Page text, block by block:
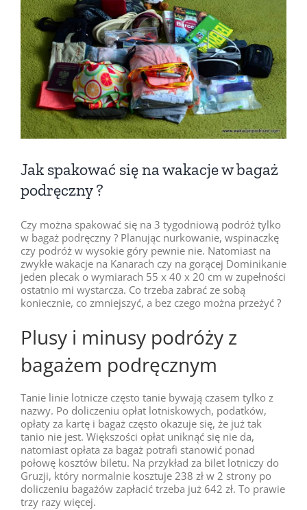
Jak spakować się na wakacje w bagaż
podręczny ?
Czy można spakować się na 3 tygodniową podróż tylko
w bagaż podręczny ? Planując nurkowanie, wspinaczkę
czy podróż w wysokie góry pewnie nie. Natomiast na
zwykłe wakacje na Kanarach czy na gorącej Dominikanie
jeden plecak o wymiarach 55 x 40 x 20 cm w zupełności
ostatnio mi wystarcza. Co trzeba zabrać ze sobą
koniecznie, co zmniejszyć, a bez czego można przeżyć ?
Plusy i minusy podróży z
bagażem podręcznym
Tanie linie lotnicze często tanie bywają czasem tylko z
nazwy. Po doliczeniu opłat lotniskowych, podatków,
opłaty za kartę i bagaż często okazuje się, że już tak
tanio nie jest. Większości opłat uniknąć się nie da,
natomiast opłata za bagaż potrafi stanowić ponad
połowę kosztów biletu. Na przykład za bilet lotniczy do
Gruzji, który normalnie kosztuje 238 zł w 2 strony po
doliczeniu bagażów zapłacić trzeba już 642 zł. To prawie
trzy razy więcej.